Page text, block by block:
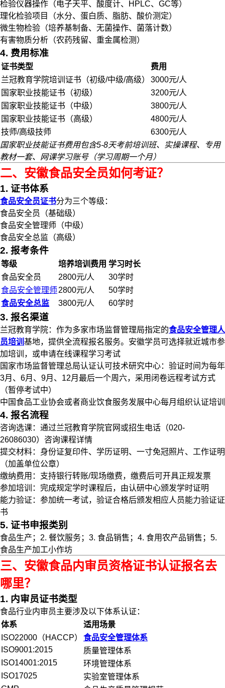
检验仪器操作（电子天平、酸度计、HPLC、GC等）
理化检验项目（水分、蛋白质、脂肪、酸价测定）
微生物检验（培养基制备、无菌操作、菌落计数）
有害物质分析（农药残留、重金属检测）
4. 费用标准
证书类型
费用
兰冠教育学院培训证书（初级/中级/高级）
3000元/人
国家职业技能证书（初级）
3200元/人
国家职业技能证书（中级）
3800元/人
国家职业技能证书（高级）
4800元/人
技师/高级技师
6300元/人
国家职业技能证书费用包含5-8天考前培训班、实操课程、专用
教材一套、网课学习账号（学习周期一个月）
二、安徽食品安全员如何考证？
1. 证书体系
食品安全员证书分为三个等级：
食品安全员（基础级）
食品安全管理师（中级）
食品安全总监（高级）
2. 报考条件
等级 培养培训费用 学习时长
食品安全员
2800元/人
30学时
食品安全管理师 2800元/人
50学时
食品安全总监
3800元/人 60学时
3. 报名渠道
兰冠教育学院：作为多家市场监督管理局指定的食品安全管理人
员培训 基地，提供全流程报名服务。安徽学员可选择就近城市参
加培训，或申请在线课程学习考试
国家市场监督管理总局认证认可技术研究中心：验证时间为每年
3月、6月、9月、12月最后一个周六，采用闭卷远程考试方式
（暂停考试中）
中国食品工业协会或者商业饮食服务发展中心每月组织认证培训
4. 报名流程
咨询选课：通过兰冠教育学院官网或招生电话（020-
26086030）咨询课程详情
提交材料：身份证复印件、学历证明、一寸免冠照片、工作证明
（加盖单位公章）
缴纳费用：支持银行转账/现场缴费，缴费后可开具正规发票
参加培训：完成规定学时课程后，由认研中心颁发学时证明
能力验证：参加统一考试，验证合格后颁发相应人员能力验证证
书
5. 证书申报类别
食品生产；2. 餐饮服务；3. 食品销售；4. 食用农产品销售；5.
食品生产加工小作坊
三、安徽食品内审员资格证书认证报名去
哪里？
1. 内审员证书类型
食品行业内审员主要涉及以下体系认证：
体系
适用场景
ISO22000（HACCP）
食品安全管理体系
ISO9001:2015
质量管理体系
ISO14001:2015
环境管理体系
ISO17025
实验室管理体系